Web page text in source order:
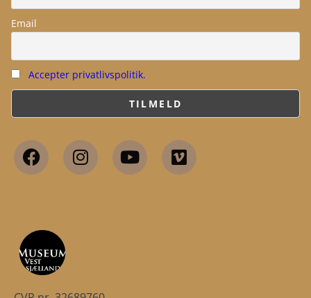
Email
Accepter privatlivspolitik.